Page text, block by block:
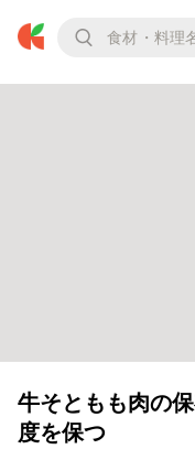
牛そともも肉の
度を保つ